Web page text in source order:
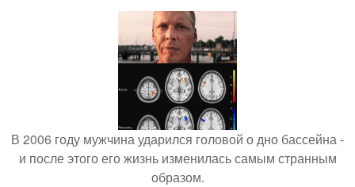
В 2006 году мужчина ударился головой о дно бассейна -
и после этого его жизнь изменилась самым странным
образом.